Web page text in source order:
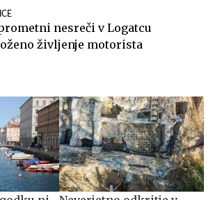
nesreči v Logatcu
življenje motorista